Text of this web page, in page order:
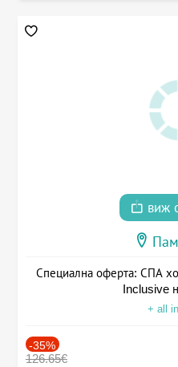
виж
Специална оферта: СПА
Inclusive
+ all
-35%
126.65€